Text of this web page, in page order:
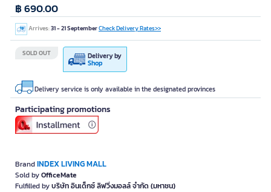
BrandINDEX LIVING MALL
Sold byOfficeMate
Fulfilled byบริษัท อินเด็กซ์ ลิฟวิ่งมอลล์ จำกัด (มหาชน)
Arrives:31 - 21 SeptemberCheck Delivery Rates>>
SOLD OUT Delivery by
Shop
Delivery service is only available in the designated provinces
฿ 690.00
Participating promotions